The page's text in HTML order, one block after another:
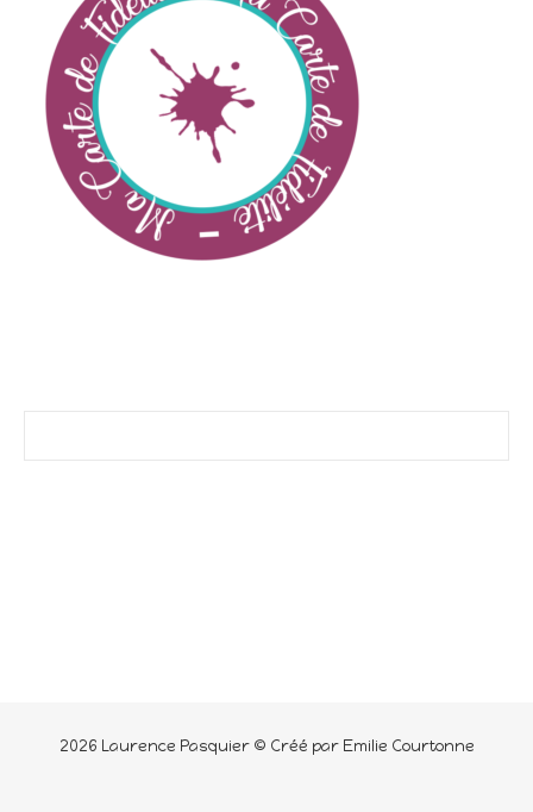
2026 Laurence Pasquier © Créé par Emilie Courtonne